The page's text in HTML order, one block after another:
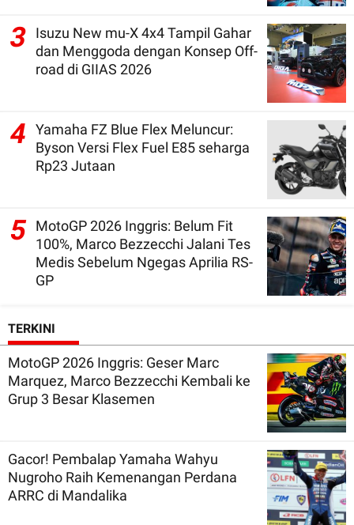
3
Isuzu New mu-X 4x4 Tampil Gahar
dan Menggoda dengan Konsep Off-
road di GIIAS 2026
4
Yamaha FZ Blue Flex Meluncur:
Byson Versi Flex Fuel E85 seharga
Rp23 Jutaan
5 MotoGP 2026 Inggris: Belum Fit
100%, Marco Bezzecchi Jalani Tes
Medis Sebelum Ngegas Aprilia RS-
GP
TERKINI
MotoGP 2026 Inggris: Geser Marc
Marquez, Marco Bezzecchi Kembali ke
Grup 3 Besar Klasemen
Gacor! Pembalap Yamaha Wahyu
Nugroho Raih Kemenangan Perdana
ARRC di Mandalika